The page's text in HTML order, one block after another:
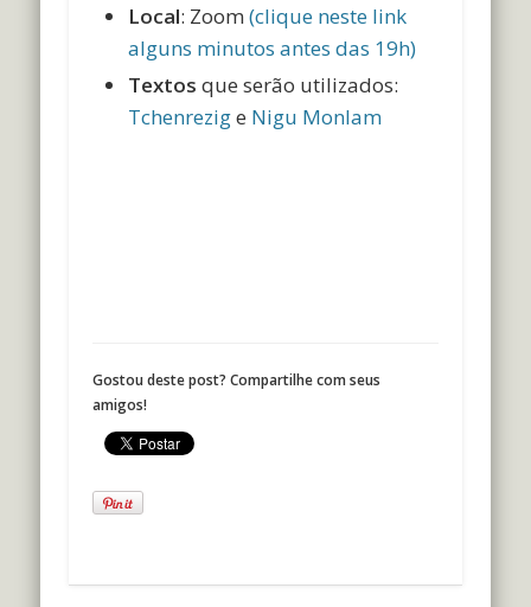
Local: Zoom(clique neste link
alguns minutos antes das 19h)
Textos que serão utilizados:
Tchenrezige Nigu Monlam
Gostou deste post? Compartilhe com seus
amigos!